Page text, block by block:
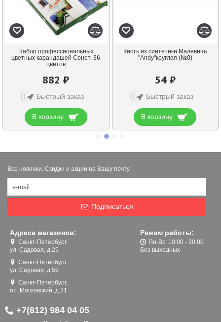
Набор профессиональных
цветных карандашей Сонет, 36
цветов
882 ₽
Быстрый заказ
В корзину
Кисть из синтетики Малевичъ
"Andy"круглая (№0)
54 ₽
Быстрый заказ
В корзину
Все новинки. Скидки и акции на Вашу почту
Подписаться
Адреса магазинов:
Санкт-Петербург,
ул. Садовая, д.25
Санкт-Петербург,
ул. Садовая, д.59
Санкт-Петербург,
пр. Московский, д.31
Режим работы:
Пн-Вс: 10:00 - 20:00
Без выходных
+7(812) 984 04 05